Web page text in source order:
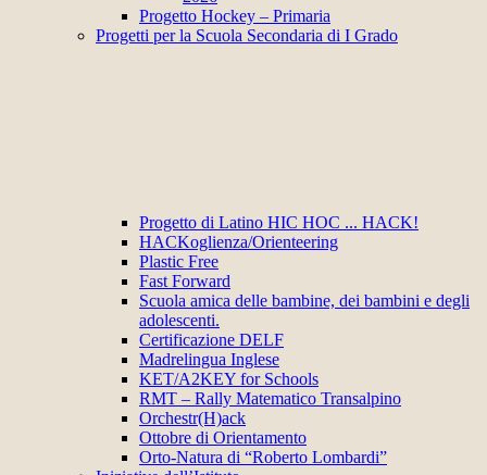
Progetto Hockey – Primaria
Progetti per la Scuola Secondaria di I Grado
Progetto di Latino HIC HOC ... HACK!
HACKoglienza/Orienteering
Plastic Free
Fast Forward
Scuola amica delle bambine, dei bambini e degli
adolescenti.
Certificazione DELF
Madrelingua Inglese
KET/A2KEY for Schools
RMT – Rally Matematico Transalpino
Orchestr(H)ack
Ottobre di Orientamento
Orto-Natura di “Roberto Lombardi”